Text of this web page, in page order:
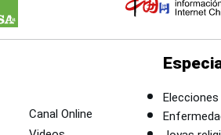
Canal Online
Elecciones